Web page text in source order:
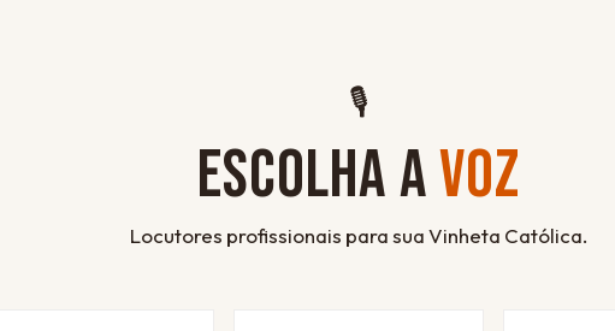
🎙
ESCOLHA AVOZ
Locutores profissionais para sua Vinheta Católica.